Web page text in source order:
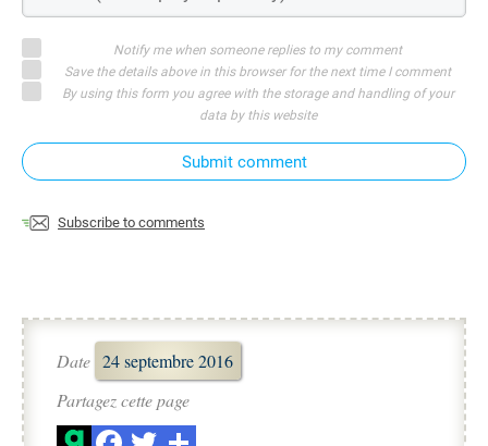
Notify me when someone replies to my comment
Save the details above in this browser for the next time I comment
By using this form you agree with the storage and handling of your
data by this website
Submit comment
Subscribe to comments
Date 24 septembre 2016
Partagez cette page